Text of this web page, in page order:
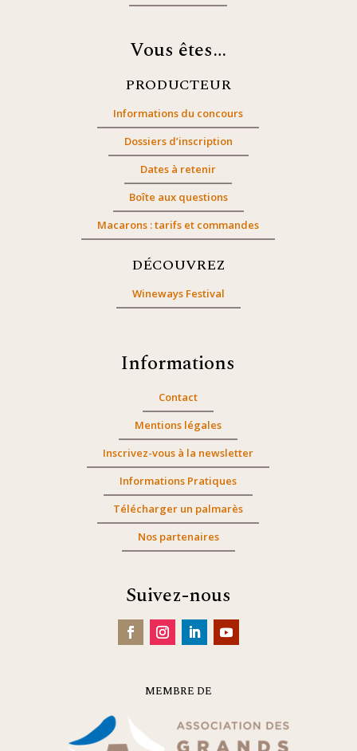
Vous êtes…
PRODUCTEUR
Informations du concours
Dossiers d’inscription
Dates à retenir
Boîte aux questions
Macarons : tarifs et commandes
DÉCOUVREZ
Wineways Festival
Informations
Contact
Mentions légales
Inscrivez-vous à la newsletter
Informations Pratiques
Télécharger un palmarès
Nos partenaires
Suivez-nous
MEMBRE DE